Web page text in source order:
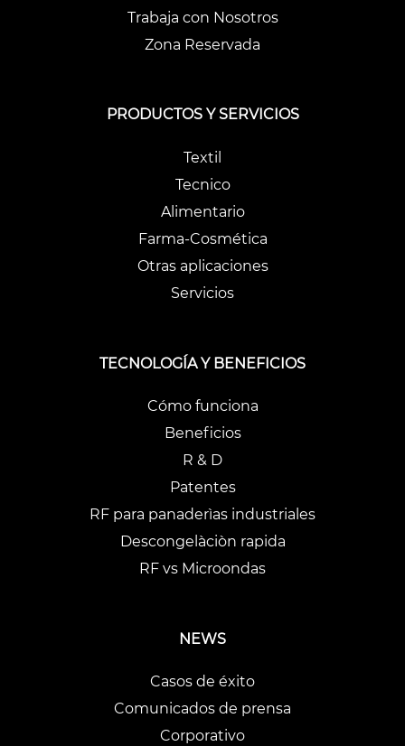
Trabaja con Nosotros
Zona Reservada
PRODUCTOS Y SERVICIOS
Textil
Tecnico
Alimentario
Farma-Cosmética
Otras aplicaciones
Servicios
TECNOLOGÍA Y BENEFICIOS
Cómo funciona
Beneficios
R & D
Patentes
RF para panaderìas industriales
Descongelàciòn rapida
RF vs Microondas
NEWS
Casos de éxito
Comunicados de prensa
Corporativo